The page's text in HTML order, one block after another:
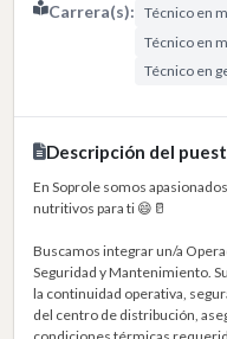
Carrera(s): Técnico en
Técnico en
Técnico en
Descripción del
En Soprole somos
nutritivos para ti 😄🥛
Buscamos integrar un/a
Seguridad y Mantenimiento.
la continuidad operativa,
del centro de distribución,